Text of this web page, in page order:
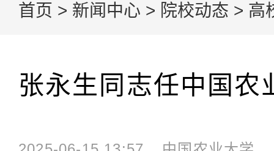
首页 > 新闻中心 > 院校动态 > 高
张永生同志任中国农